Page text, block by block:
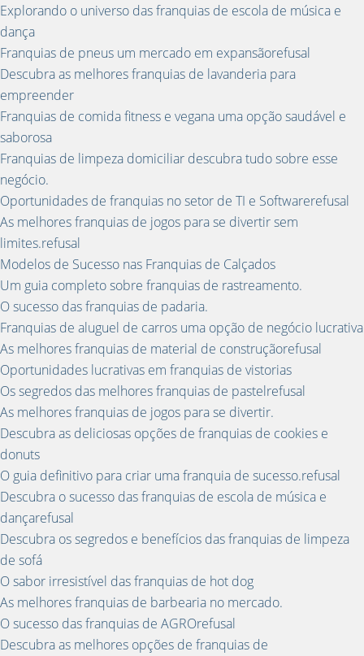
Explorando o universo das franquias de escola de música e
dança
Franquias de pneus um mercado em expansãorefusal
Descubra as melhores franquias de lavanderia para
empreender
Franquias de comida fitness e vegana uma opção saudável e
saborosa
Franquias de limpeza domiciliar descubra tudo sobre esse
negócio.
Oportunidades de franquias no setor de TI e Softwarerefusal
As melhores franquias de jogos para se divertir sem
limites.refusal
Modelos de Sucesso nas Franquias de Calçados
Um guia completo sobre franquias de rastreamento.
O sucesso das franquias de padaria.
Franquias de aluguel de carros uma opção de negócio lucrativa
As melhores franquias de material de construçãorefusal
Oportunidades lucrativas em franquias de vistorias
Os segredos das melhores franquias de pastelrefusal
As melhores franquias de jogos para se divertir.
Descubra as deliciosas opções de franquias de cookies e
donuts
O guia definitivo para criar uma franquia de sucesso.refusal
Descubra o sucesso das franquias de escola de música e
dançarefusal
Descubra os segredos e benefícios das franquias de limpeza
de sofá
O sabor irresistível das franquias de hot dog
As melhores franquias de barbearia no mercado.
O sucesso das franquias de AGROrefusal
Descubra as melhores opções de franquias de